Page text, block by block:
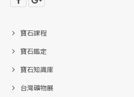
寶石課程
寶石鑑定
寶石知識庫
台灣礦物展